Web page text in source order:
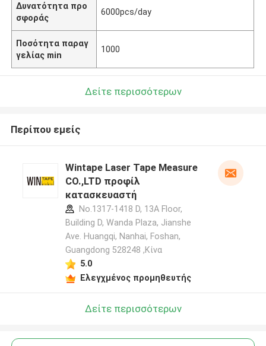
Δυνατότητα προ
σφοράς
6000pcs/day
Ποσότητα παραγ
γελίας min
1000
Δείτε περισσότερων
Περίπου εμείς
Wintape Laser Tape Measure
CO.,LTD προφίλ
κατασκευαστή
No.1317-1418 D, 13A Floor,
Building D, Wanda Plaza, Jianshe
Ave. Huangqi, Nanhai, Foshan,
Guangdong 528248 ,Κίνα
5.0
Ελεγχμένος προμηθευτής
Δείτε περισσότερων